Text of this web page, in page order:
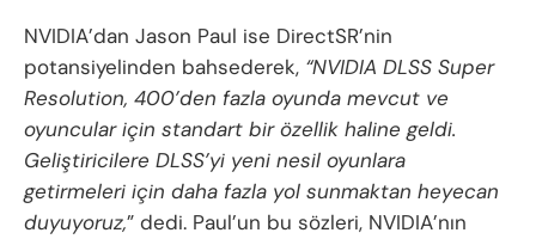
NVIDIA’dan Jason Paul ise DirectSR’nin
potansiyelinden bahsederek, “NVIDIA DLSS Super
Resolution, 400’den fazla oyunda mevcut ve
oyuncular için standart bir özellik haline geldi.
Geliştiricilere DLSS’yi yeni nesil oyunlara
getirmeleri için daha fazla yol sunmaktan heyecan
duyuyoruz,” dedi. Paul’un bu sözleri, NVIDIA’nın